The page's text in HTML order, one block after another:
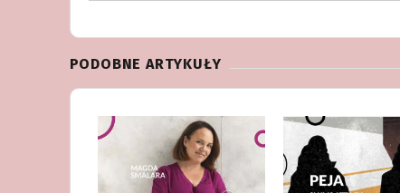
PODOBNE ARTYKUŁY